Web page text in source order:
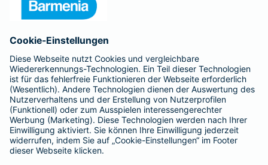
Affiliate-Partner werden
Barmenia ist Teil der BarmeniaGothaer
BELIEBTE SEITEN
Kranken-Zusatzversicherung
Tierversicherungen
Haftpflichtversicherung
Hausratversicherung